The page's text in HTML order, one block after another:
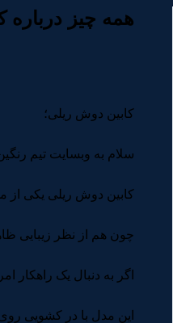
همه چیز
کابین دوش ریلی؛
سلام به وبسایت تیم
کابین دوش ریلی یکی از
چون هم از نظر زیبایی
اگر به دنبال یک
این مدل با درِ کشویی